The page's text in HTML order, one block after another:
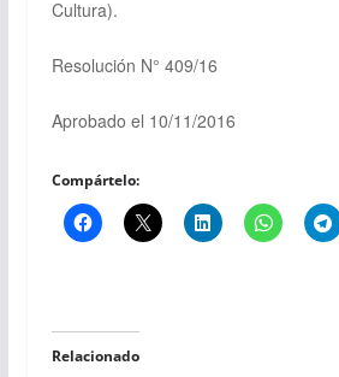
Cultura).
Resolución N° 409/16
Aprobado el 10/11/2016
Compártelo:
Relacionado